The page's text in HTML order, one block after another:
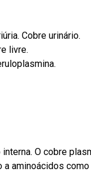
Cobre urinário.
livre.
O cobre
aminoácidos como